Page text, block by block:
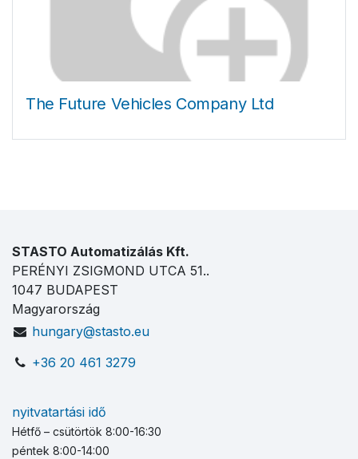
The Future Vehicles Company Ltd
STASTO Automatizálás Kft.
PERÉNYI ZSIGMOND UTCA 51..
1047 BUDAPEST
Magyarország
hungary@stasto.eu
+36 20 461 3279
nyitvatartási idő
Hétfő – csütörtök 8:00-16:30
péntek 8:00-14:00